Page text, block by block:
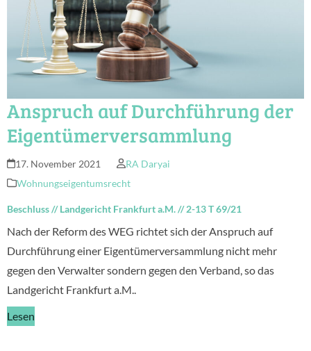
Anspruch auf Durchführung der
Eigentümerversammlung
17. November 2021
RA Daryai
Wohnungseigentumsrecht
Beschluss//Landgericht Frankfurt a.M.//2-13 T 69/21
Nach der Reform des WEG richtet sich der Anspruch auf
Durchführung einer Eigentümerversammlung nicht mehr
gegen den Verwalter sondern gegen den Verband, so das
Landgericht Frankfurt a.M..
Lesen